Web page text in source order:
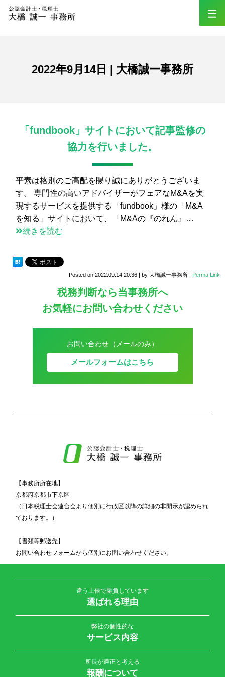
2022年9月14日 | 大橋誠一事務所
「fundbook」サイトにおいて記事監修の
協力を行いました。
平素は格別のご高配を賜り誠にありがとうございま
す。 専門性の高いアドバイザーがフェアなM&Aを実
現するサービスを提供する「fundbook」様の「M&A
を知る」サイトにおいて、「M&Aの『のれん』…
続きを読む
Posted on 2022.09.14 20:36 by 大橋誠一事務所 Perma Link
税務判断なら当事務所へ
お気軽にお問い合わせください
お問い合わせ（メールのみ）
メールフォームはこちら
【事務所所在地】
京都府京都市下京区
（日本税理士会連合会より個別に行政区以降の詳細の非開示が認められ
ております。）
【書類等郵送先】
お問い合わせフォームから個別にお問い合わせください。
違う土俵で勝負しています
選ばれる理由
弊社の個性的な
サービス内容
所長が適正と考える
報酬について